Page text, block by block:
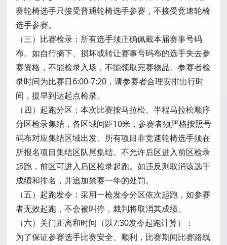
赛轮椅选手只接受普通轮椅选手参赛，不接受竞速轮椅
选手参赛。
（三）比赛检录：所有选手须正确佩戴本届赛事号码
布。如自行摘下、损坏或转让赛事号码布的选手失去参
赛资格，不能检录入场，不能领取完赛物品。参赛者检
录时间为比赛日6:00-7:20，请参赛者合理安排出行时
间，提早到达起点检录。
（四）起跑分区：本次比赛按马拉松、半程马拉松顺序
分区检录集结，各区域间距10米，参赛者须严格按照号
码布对应集结区域出发。所有项目非竞速轮椅选手须在
所报名项目集结区队尾集结。不允许后区进入前区检录
起跑，前区可进入后区检录起跑。如违反则取消该选手
成绩和排名，并追加禁赛一年的处罚。
（五）起跑发令：采用一枪发令分区依次起跑，如参赛
者无效起跑，不会被叫停，裁判将取消其成绩。
（六）关门距离和时间（以7:30发令起跑计算）：
为了保证参赛选手比赛安全、顺利，比赛期间比赛路线